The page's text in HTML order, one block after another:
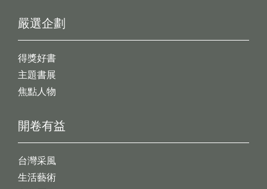
開卷有益
台灣采風
生活藝術
嚴選企劃
得獎好書
主題書展
焦點人物